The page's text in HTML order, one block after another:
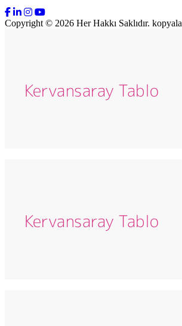
Copyright © 2026 Her Hakkı Saklıdır.